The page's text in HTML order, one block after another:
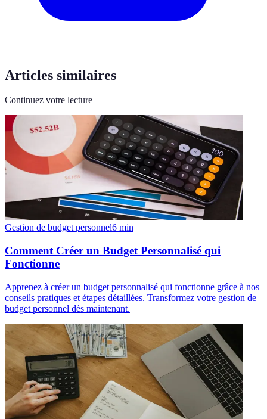
Articles similaires
Continuez votre lecture
Gestion de budget personnel6 min
Comment Créer un Budget Personnalisé qui
Fonctionne
Apprenez à créer un budget personnalisé qui fonctionne grâce à nos
conseils pratiques et étapes détaillées. Transformez votre gestion de
budget personnel dès maintenant.